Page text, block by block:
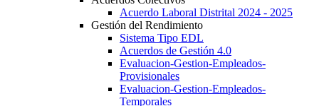
Acuerdo Laboral Distrital 2024 - 2025
Gestión del Rendimiento
Sistema Tipo EDL
Acuerdos de Gestión 4.0
Evaluacion-Gestion-Empleados-
Provisionales
Evaluacion-Gestion-Empleados-
Temporales